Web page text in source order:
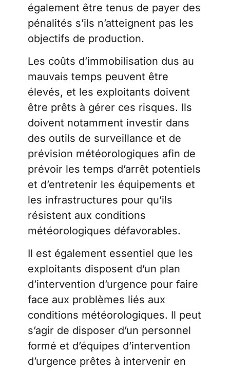
également être tenus de payer des
pénalités s’ils n’atteignent pas les
objectifs de production.
Les coûts d’immobilisation dus au
mauvais temps peuvent être
élevés, et les exploitants doivent
être prêts à gérer ces risques. Ils
doivent notamment investir dans
des outils de surveillance et de
prévision météorologiques afin de
prévoir les temps d’arrêt potentiels
et d’entretenir les équipements et
les infrastructures pour qu’ils
résistent aux conditions
météorologiques défavorables.
Il est également essentiel que les
exploitants disposent d’un plan
d’intervention d’urgence pour faire
face aux problèmes liés aux
conditions météorologiques. Il peut
s’agir de disposer d’un personnel
formé et d’équipes d’intervention
d’urgence prêtes à intervenir en